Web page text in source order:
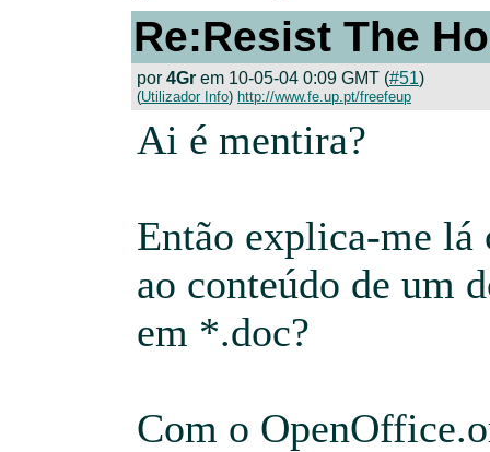
Re:Resist The
por 4Gr em 10-05-04 0:09 GMT (#51)
(Utilizador Info) http://www.fe.up.pt/freefeup
Ai é mentira?
Então explica-me lá
ao conteúdo de um
em *.doc?
Com o